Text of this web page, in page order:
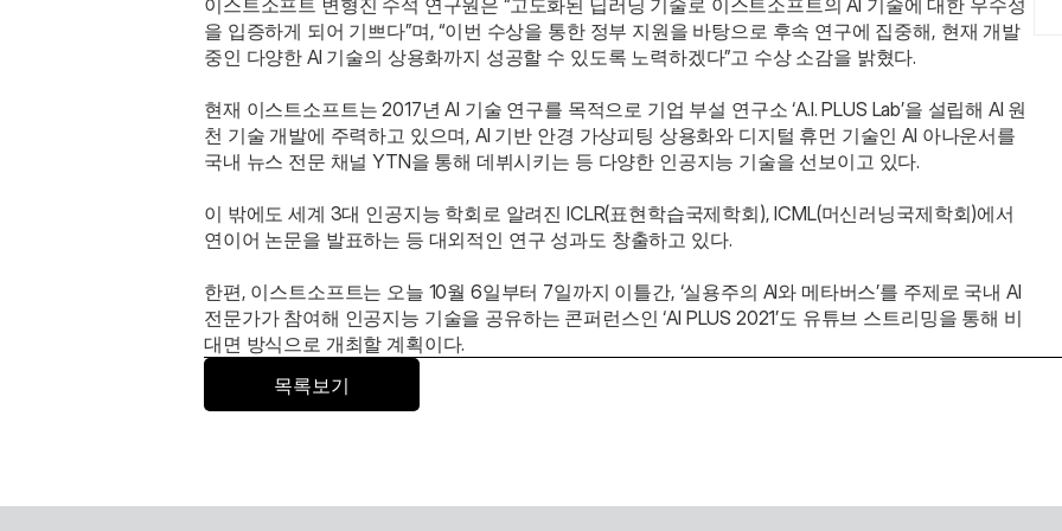
이스트소프트 변형진 수석 연구원은 “고도화된 딥러닝 기술로 이스트소프트의 AI 기술에 대한 우수성
을 입증하게 되어 기쁘다”며, “이번 수상을 통한 정부 지원을 바탕으로 후속 연구에 집중해, 현재 개발
중인 다양한 AI 기술의 상용화까지 성공할 수 있도록 노력하겠다”고 수상 소감을 밝혔다.
현재 이스트소프트는 2017년 AI 기술 연구를 목적으로 기업 부설 연구소 ‘A.I. PLUS Lab’을 설립해 AI 원
천 기술 개발에 주력하고 있으며, AI 기반 안경 가상피팅 상용화와 디지털 휴먼 기술인 AI 아나운서를
국내 뉴스 전문 채널 YTN을 통해 데뷔시키는 등 다양한 인공지능 기술을 선보이고 있다.
이 밖에도 세계 3대 인공지능 학회로 알려진 ICLR(표현학습국제학회), ICML(머신러닝국제학회)에서
연이어 논문을 발표하는 등 대외적인 연구 성과도 창출하고 있다.
한편, 이스트소프트는 오늘 10월 6일부터 7일까지 이틀간, ‘실용주의 AI와 메타버스’를 주제로 국내 AI
전문가가 참여해 인공지능 기술을 공유하는 콘퍼런스인 ‘AI PLUS 2021’도 유튜브 스트리밍을 통해 비
대면 방식으로 개최할 계획이다.
목록보기